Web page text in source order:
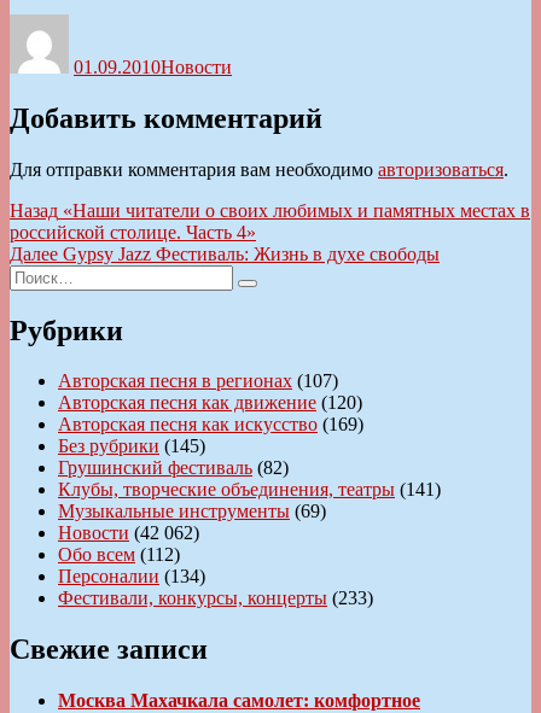
01.09.2010Новости
Добавить комментарий
Для отправки комментария вам необходимо авторизоваться.
Навигация
по
записям
Назад Предыдущая
запись:
«Наши читатели о своих любимых и памятных местах в
российской столице. Часть 4»
Далее Следующая
Gypsy Jazz Фестиваль: Жизнь в духе свободы
Искать:
Поиск
Рубрики
Авторская песня в регионах (107)
Авторская песня как движение (120)
Авторская песня как искусство (169)
Без рубрики (145)
Грушинский фестиваль (82)
Клубы, творческие объединения, театры (141)
Музыкальные инструменты (69)
Новости (42 062)
Обо всем (112)
Персоналии (134)
Фестивали, конкурсы, концерты (233)
Свежие записи
Москва Махачкала самолет: комфортное